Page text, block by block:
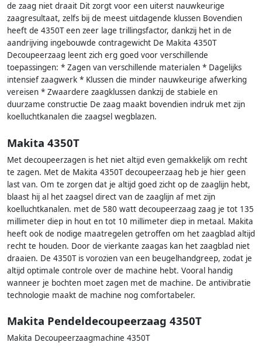
de zaag niet draait Dit zorgt voor een uiterst nauwkeurige
zaagresultaat, zelfs bij de meest uitdagende klussen Bovendien
heeft de 4350T een zeer lage trillingsfactor, dankzij het in de
aandrijving ingebouwde contragewicht De Makita 4350T
Decoupeerzaag leent zich erg goed voor verschillende
toepassingen: * Zagen van verschillende materialen * Dagelijks
intensief zaagwerk * Klussen die minder nauwkeurige afwerking
vereisen * Zwaardere zaagklussen dankzij de stabiele en
duurzame constructie De zaag maakt bovendien indruk met zijn
koelluchtkanalen die zaagsel wegblazen.
Makita 4350T
Met decoupeerzagen is het niet altijd even gemakkelijk om recht
te zagen. Met de Makita 4350T decoupeerzaag heb je hier geen
last van. Om te zorgen dat je altijd goed zicht op de zaaglijn hebt,
blaast hij al het zaagsel direct van de zaaglijn af met zijn
koelluchtkanalen. met de 580 watt decoupeerzaag zaag je tot 135
millimeter diep in hout en tot 10 millimeter diep in metaal. Makita
heeft ook de nodige maatregelen getroffen om het zaagblad altijd
recht te houden. Door de vierkante zaagas kan het zaagblad niet
draaien. De 4350T is vorozien van een beugelhandgreep, zodat je
altijd optimale controle over de machine hebt. Vooral handig
wanneer je bochten moet zagen met de machine. De antivibratie
technologie maakt de machine nog comfortabeler.
Makita Pendeldecoupeerzaag 4350T
Makita Decoupeerzaagmachine 4350T